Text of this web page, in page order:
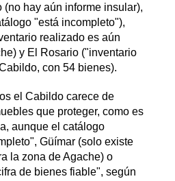
(no hay aún informe insular),
"está incompleto"),
realizado es aún
y El Rosario ("inventario
con 54 bienes).
el Cabildo carece de
que proteger, como es
aunque el catálogo
Güímar (solo existe
la zona de Agache) o
de bienes fiable", según